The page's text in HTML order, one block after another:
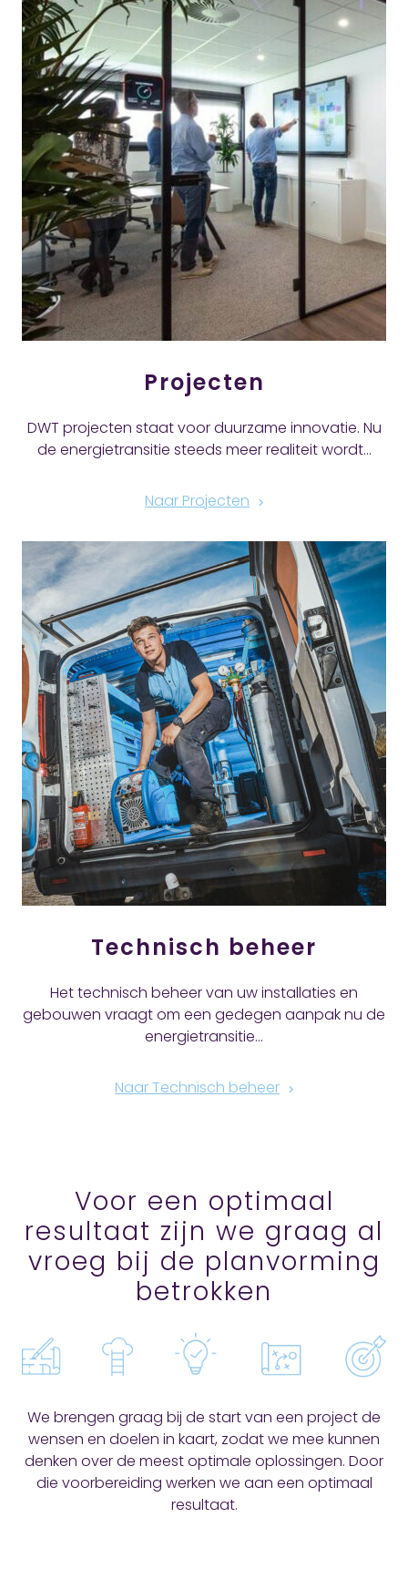
Projecten
DWT projecten staat voor duurzame innovatie. Nu
de energietransitie steeds meer realiteit wordt…
Naar Projecten
Technisch beheer
Het technisch beheer van uw installaties en
gebouwen vraagt om een gedegen aanpak nu de
energietransitie…
Naar Technisch beheer
Voor een optimaal
resultaat zijn we graag al
vroeg bij de planvorming
betrokken
We brengen graag bij de start van een project de
wensen en doelen in kaart, zodat we mee kunnen
denken over de meest optimale oplossingen. Door
die voorbereiding werken we aan een optimaal
resultaat.